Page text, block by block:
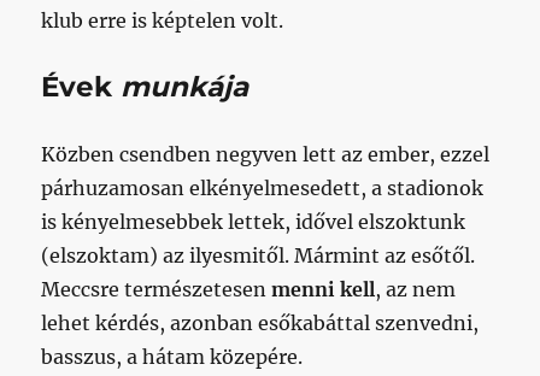
klub erre is képtelen volt.
Évek munkája
Közben csendben negyven lett az ember, ezzel
párhuzamosan elkényelmesedett, a stadionok
is kényelmesebbek lettek, idővel elszoktunk
(elszoktam) az ilyesmitől. Mármint az esőtől.
Meccsre természetesenmenni kell, az nem
lehet kérdés, azonban esőkabáttal szenvedni,
basszus, a hátam közepére.